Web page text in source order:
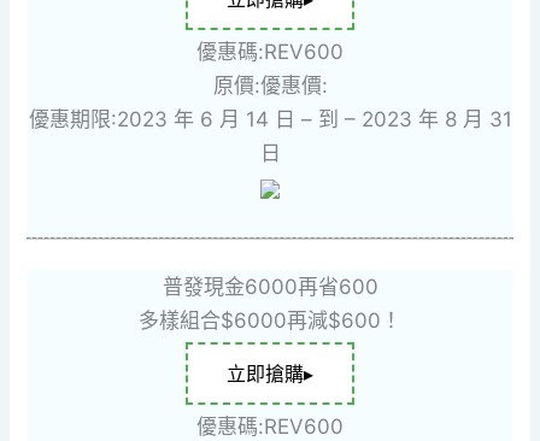
優惠碼:REV600
原價:優惠價:
優惠期限:2023 年 6 月 14 日 – 到 – 2023 年 8 月 31
日
普發現金6000再省600
多樣組合$6000再減$600！
立即搶購▸
優惠碼:REV600